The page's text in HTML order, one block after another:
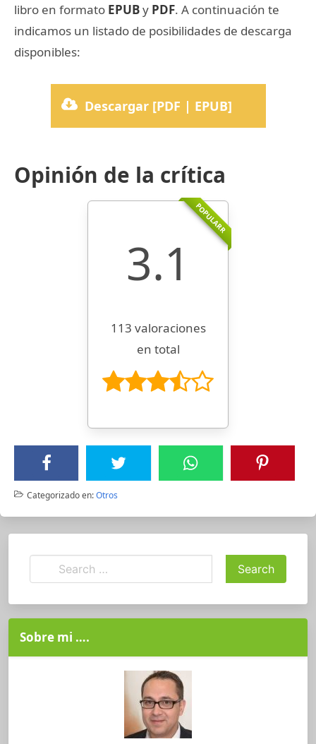
libro en formato EPUBy PDF. A continuación te
indicamos un listado de posibilidades de descarga
disponibles:
Descargar [PDF | EPUB]
Opinión de la crítica
POPULARR
3.1
113 valoraciones
en total
Categorizado en:Otros
Sobre mi ….